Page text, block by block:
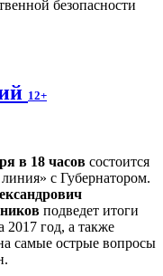
безопасности
12+
в 18 часов состоится
с Губернатором.
подведет итоги
2017 год, а также
самые острые вопросы